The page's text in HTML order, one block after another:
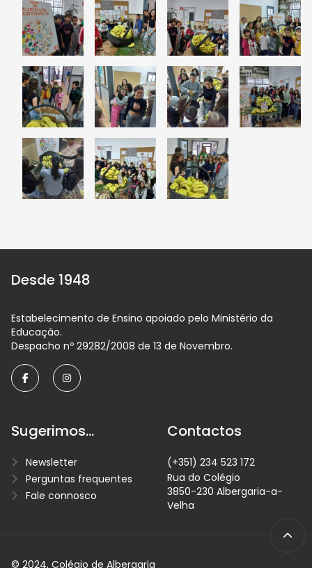
Desde 1948
Estabelecimento de Ensino apoiado pelo Ministério da
Educação.
Despacho nº 29282/2008 de 13 de Novembro.
facebookinstagram
Sugerimos...
Newsletter
Perguntas frequentes
Fale connosco
Contactos
(+351) 234 523 172
Rua do Colégio
3850-230 Albergaria-a-
Velha
© 2024, Colégio de Albergaria